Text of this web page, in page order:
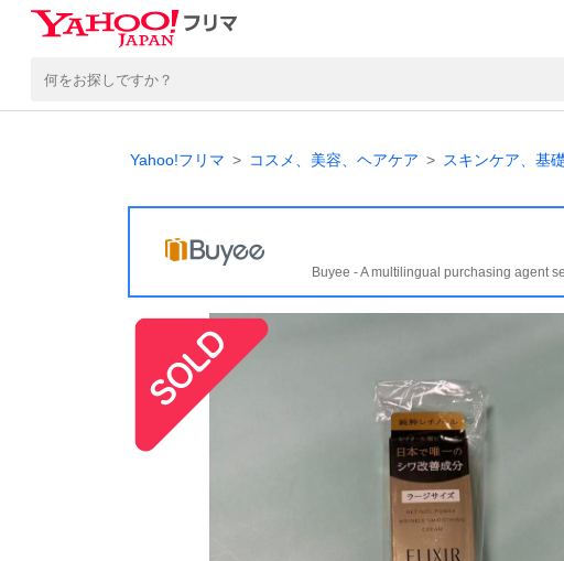
Yahoo!フリマ コスメ、美容、ヘアケア スキンケア、基
Buyee - A multilingual purchasing agent